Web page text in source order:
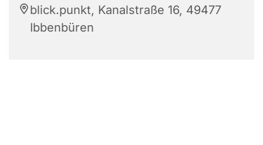
blick.punkt, Kanalstraße 16, 49477
Ibbenbüren